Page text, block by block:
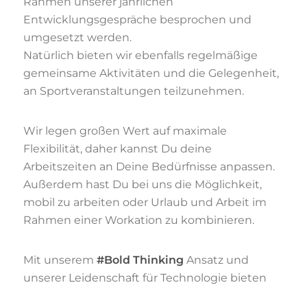
Entwicklungsgespräche besprochen und
umgesetzt werden.
Natürlich bieten wir ebenfalls regelmäßige
gemeinsame Aktivitäten und die Gelegenheit,
an Sportveranstaltungen teilzunehmen.
Wir legen großen Wert auf maximale
Flexibilität, daher kannst Du deine
Arbeitszeiten an Deine Bedürfnisse anpassen.
Außerdem hast Du bei uns die Möglichkeit,
mobil zu arbeiten oder Urlaub und Arbeit im
Rahmen einer Workation zu kombinieren.
Mit unserem #Bold Thinking Ansatz und
unserer Leidenschaft für Technologie bieten